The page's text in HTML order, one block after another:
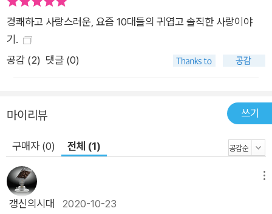
있을 것이라는 메시지를 작품에 담았다. 그리고 발견의 과정에서
흔들리고 실수할 수 있다는 사실을 따뜻한 시선으로 생생하게 전
달한다. 『첫사랑 라이브』는 충효와 서영, 승호와 다진, 진희와 지
평이 펼쳐 보이는 성장의 결을 세심하게 담아낸 특별한 소설이다.
누군가를 사랑하는 일이 끝나도 나를 사랑하는 일은 계속된다 층
라도 본 양 외면하고 지나쳤을 텐데 이번에는 내 눈을 똑바로 뚫
다. 심지어 익숙해서 편하기까지 했다. ―183면 하지만 서로에게
다정한 마음을 건네는 아이들을 통해 작가가 전달하고자 하는 건
결국 자기 자신에 대한 애정이다. 스스로는 책망하고 친구를 대단
하게 바라보던 아이들은, 그 사랑스러운 시선을 자기 자신에게도
경쾌하고 사랑스러운, 요즘 10대들의 귀엽고 솔직한 사랑이야
기.
공감 (2) 댓글 (0)
마이리뷰 쓰기
구매자 (0) 전체 (1)
갱신의시대 2020-10-23